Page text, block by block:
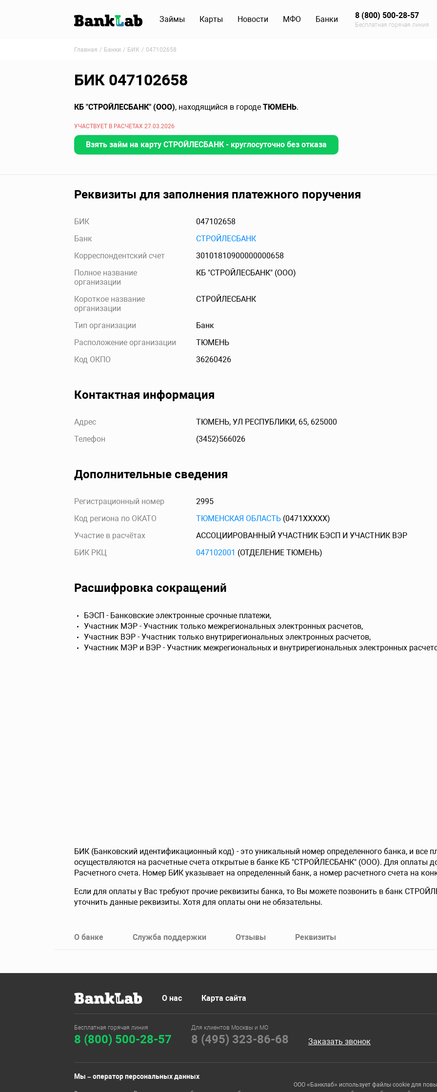
Займы Карты Новости МФО Банки 8 (800) 500-28-57
Бесплатная горячая линия
Главная Банки БИК 047102658
БИК 047102658
КБ "СТРОЙЛЕСБАНК" (ООО), находящийся в городе ТЮМЕНЬ.
УЧАСТВУЕТ В РАСЧЕТАХ 27.03.2026
Взять займ на карту СТРОЙЛЕСБАНК - круглосуточно без отказа
Реквизиты для заполнения платежного поручения
БИК
047102658
Банк
СТРОЙЛЕСБАНК
Корреспондентский счет
30101810900000000658
Полное название
организации
КБ "СТРОЙЛЕСБАНК" (ООО)
Короткое название
организации
СТРОЙЛЕСБАНК
Тип организации
Банк
Расположение организации
ТЮМЕНЬ
Код ОКПО
36260426
Контактная информация
Адрес
ТЮМЕНЬ, УЛ РЕСПУБЛИКИ, 65, 625000
Телефон
(3452)566026
Дополнительные сведения
Регистрационный номер
2995
Код региона по ОКАТО
ТЮМЕНСКАЯ ОБЛАСТЬ (0471XXXXX)
Участие в расчётах
АССОЦИИРОВАННЫЙ УЧАСТНИК БЭСП И УЧАСТНИК ВЭР
БИК РКЦ
047102001 (ОТДЕЛЕНИЕ ТЮМЕНЬ)
Расшифровка сокращений
БЭСП - Банковские электронные срочные платежи,
Участник МЭР - Участник только межрегиональных электронных расчетов,
Участник ВЭР - Участник только внутрирегиональных электронных расчетов,
Участник МЭР и ВЭР - Участник межрегиональных и внутрирегиональных электронных
БИК (Банковский идентификационный код) - это уникальный номер определенного банка, и все
осуществляются на расчетные счета открытые в банке КБ "СТРОЙЛЕСБАНК" (ООО). Для оплаты
Расчетного счета. Номер БИК указывает на определенный банк, а номер расчетного счета на
Если для оплаты у Вас требуют прочие реквизиты банка, то Вы можете позвонить в банк
уточнить данные реквизиты. Хотя для оплаты они не обязательны.
О банке Служба поддержки Отзывы Реквизиты
О нас Карта сайта
Бесплатная горячая линия
8 (800) 500-28-57
Для клиентов Москвы и МО
8 (495) 323-86-68 Заказать звонок
Мы – оператор персональных данных
ООО «Банклаб» использует файлы cookie для